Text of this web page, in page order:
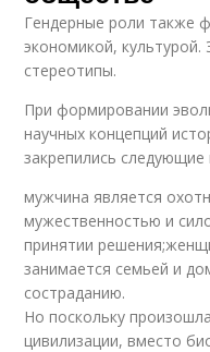
Гендерные роли также
экономикой,
стереотипы.
При формировании
научных концепций
закрепились следующие
мужчина является
мужественностью и
принятии
занимается семьей и
состраданию.
Но поскольку
цивилизации, вместо